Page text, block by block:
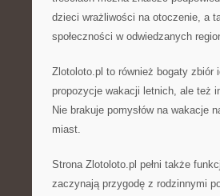
dzieci wrażliwości na otoczenie, a
społeczności w odwiedzanych
Zlotoloto.pl to również bogaty
propozycje wakacji letnich, ale też
Nie brakuje pomysłów na wakacje
miast.
Strona Zlotoloto.pl pełni także
zaczynają przygodę z rodzinnymi